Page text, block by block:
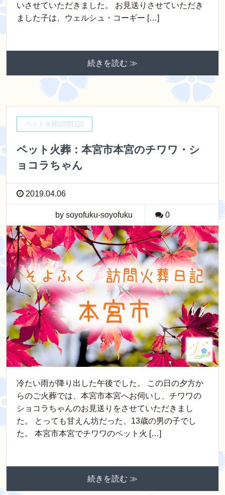
いさせていただきました。 お見送りさせていただき
ました子は、ウェルシュ・コーギー […]
続きを読む ≫
ペット火葬訪問日記
ペット火葬：本宮市本宮のチワワ・シ
ョコラちゃん
2019.04.06
by soyofuku-soyofuku 0
冷たい雨が降り出した午後でした。 この日の夕方か
らのご火葬では、本宮市本宮へお伺いし、チワワの
ショコラちゃんのお見送りをさせていただきまし
た。 とっても甘えん坊だった、13歳の男の子でし
た。 本宮市本宮でチワワのペット火 […]
続きを読む ≫